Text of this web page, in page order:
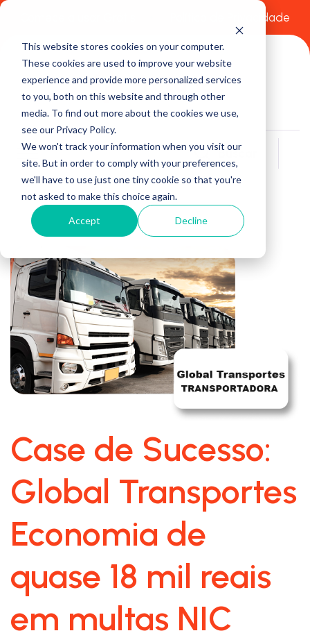
This website stores cookies on your computer.
These cookies are used to improve your website
experience and provide more personalized services
to you, both on this website and through other
media. To find out more about the cookies we use,
see our Privacy Policy.
We won't track your information when you visit our
site. But in order to comply with your preferences,
we'll have to use just one tiny cookie so that you're
not asked to make this choice again.
Accept Decline
Política de Privacidade
Buscar
Case de Sucesso:
Global Transportes
Economia de
quase 18 mil reais
em multas NIC